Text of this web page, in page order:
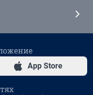
App Store